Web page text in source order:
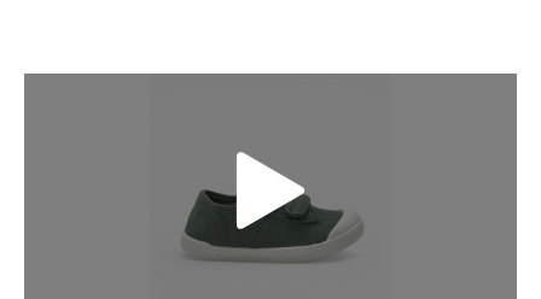
caso de que prefieras acelerar el envío, puedes por muy poco
Sólo en Pisamonas envíos y cambios gratis, sin importe
mínimo, sin preguntas. El precio final será el de los zapatos que
elijas, y si cuando te lleguen no te valen, sólo tienes que entrar